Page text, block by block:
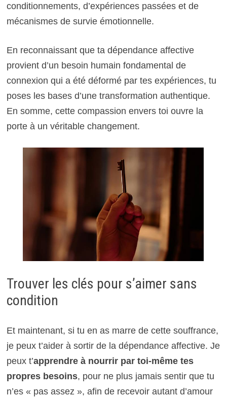
conditionnements, d’expériences passées et de
mécanismes de survie émotionnelle.
En reconnaissant que ta dépendance affective
provient d’un besoin humain fondamental de
connexion qui a été déformé par tes expériences, tu
poses les bases d’une transformation authentique.
En somme, cette compassion envers toi ouvre la
porte à un véritable changement.
Trouver les clés pour s’aimer sans
condition
Et maintenant, si tu en as marre de cette souffrance,
je peux t’aider à sortir de la dépendance affective. Je
peux t’apprendre à nourrir par toi-même tes
propres besoins, pour ne plus jamais sentir que tu
n’es « pas assez », afin de recevoir autant d’amour